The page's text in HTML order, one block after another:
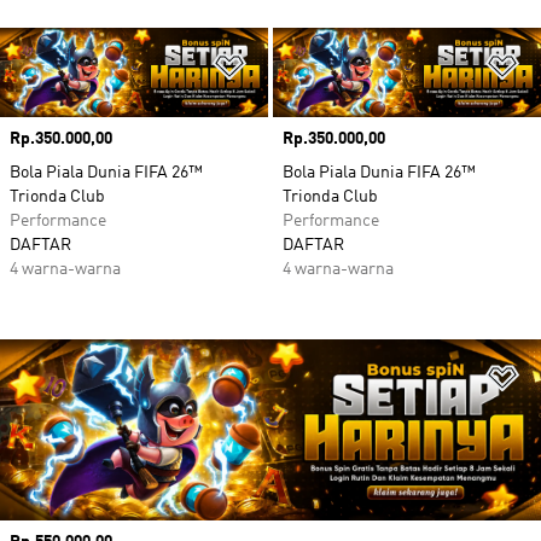
Tambahkan ke Wishlist
Harga
Rp.350.000,00
Bola Piala Dunia FIFA 26™
Trionda Club
Performance
DAFTAR
4 warna-warna
Harga
Rp.350.000,00
Bola Piala Dunia FIFA 26™
Trionda Club
Performance
DAFTAR
4 warna-warna